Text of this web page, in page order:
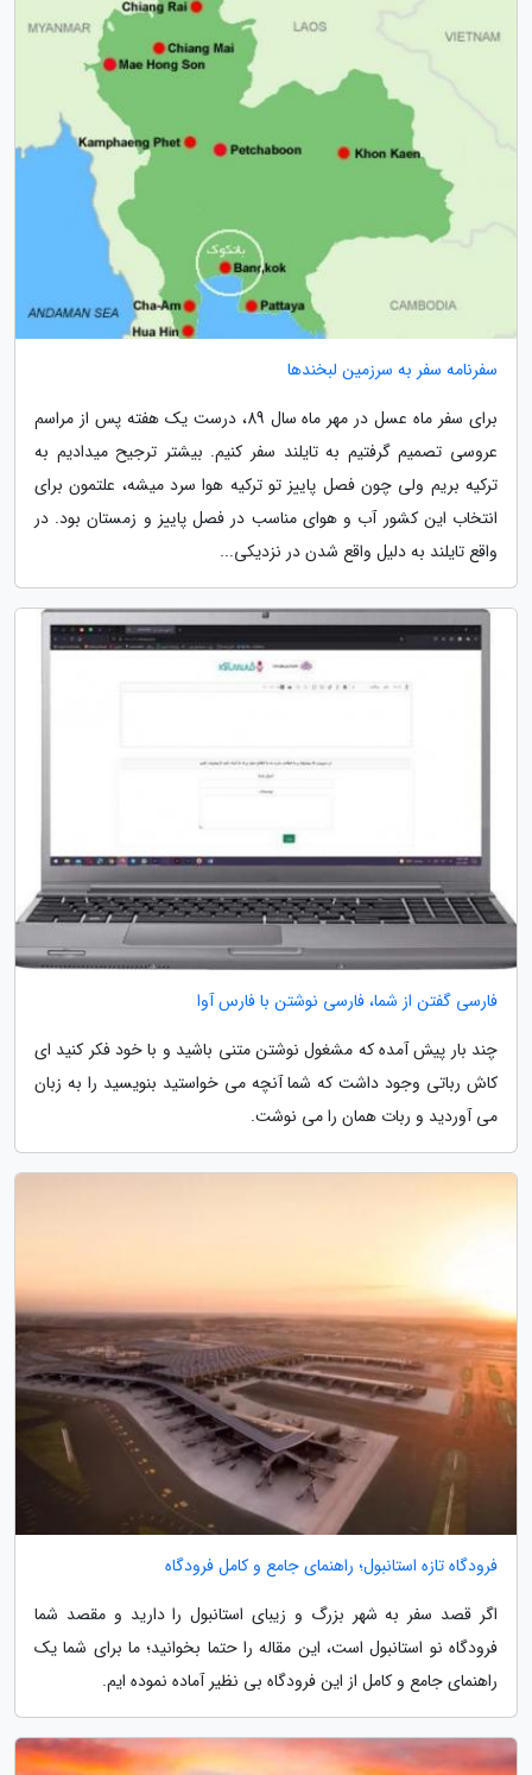
سفرنامه سفر به سرزمین لبخندها
برای سفر ماه عسل در مهر ماه سال 89، درست یک هفته پس از مراسم
عروسی تصمیم گرفتیم به تایلند سفر کنیم. بیشتر ترجیح میدادیم به
ترکیه بریم ولی چون فصل پاییز تو ترکیه هوا سرد میشه، علتمون برای
انتخاب این کشور آب و هوای مناسب در فصل پاییز و زمستان بود. در
واقع تایلند به دلیل واقع شدن در نزدیکی...
فارسی گفتن از شما، فارسی نوشتن با فارس آوا
چند بار پیش آمده که مشغول نوشتن متنی باشید و با خود فکر کنید ای
کاش رباتی وجود داشت که شما آنچه می خواستید بنویسید را به زبان
می آوردید و ربات همان را می نوشت.
فرودگاه تازه استانبول؛ راهنمای جامع و کامل فرودگاه
اگر قصد سفر به شهر بزرگ و زیبای استانبول را دارید و مقصد شما
فرودگاه نو استانبول است، این مقاله را حتما بخوانید؛ ما برای شما یک
راهنمای جامع و کامل از این فرودگاه بی نظیر آماده نموده ایم.